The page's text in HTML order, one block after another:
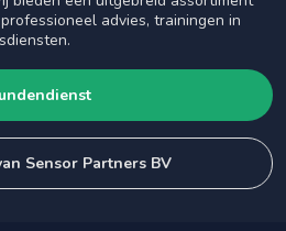
advies, trainingen in
Sensor Partners BV